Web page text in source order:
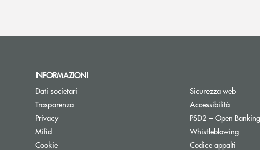
INFORMAZIONI
Dati societari
Trasparenza
PrivacyApre una nuova finestra
Mifid
Cookie
Sicurezza web
Accessibilità
PSD2 – Open Banking
Whistleblowing
Codice appalti